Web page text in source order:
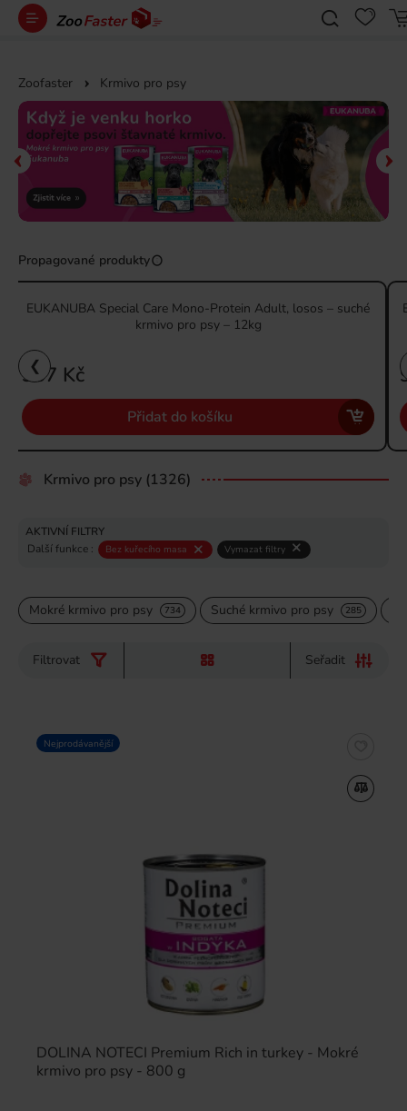
Zoofaster Krmivo pro psy
Propagované produkty
❮
EUKANUBA Special Care Mono-Protein Adult, losos – suché
krmivo pro psy – 12kg
937 Kč
Přidat do košíku
Krmivo pro psy (1326)
AKTIVNÍ FILTRY
Další funkce :
Bez kuřecího masa Vymazat filtry
Mokré krmivo pro psy 734 Suché krmivo pro psy 285
Filtrovat Seřadit
DOLINA NOTECI Premium Rich in turkey - Mokré
krmivo pro psy - 800 g
Nejprodávanější